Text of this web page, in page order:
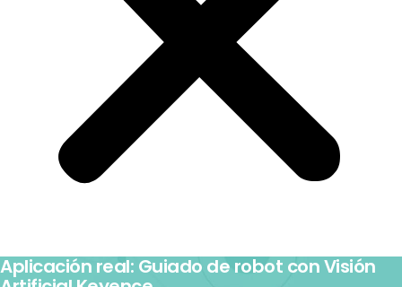
Aplicación real: Guiado de robot con Visión